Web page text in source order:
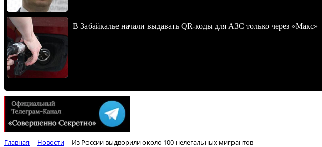
В Забайкалье начали выдавать QR-коды для АЗС только через «Макс»
Главная Новости Из России выдворили около 100 нелегальных мигрантов